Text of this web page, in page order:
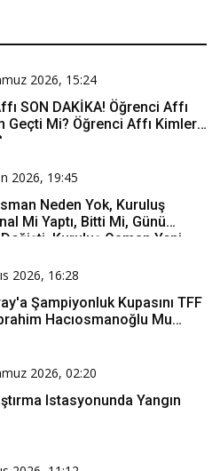
2026, 15:24
SON DAKİKA! Öğrenci Affı
Geçti Mi? Öğrenci Affı Kimleri
2026, 19:45
Neden Yok, Kuruluş
Mi Yaptı, Bitti Mi, Günü
Değişti, Kuruluş Osman Yeni
2026, 16:28
Şampiyonluk Kupasını TFF
Hacıosmanoğlu Mu
2026, 02:20
Istasyonunda Yangın